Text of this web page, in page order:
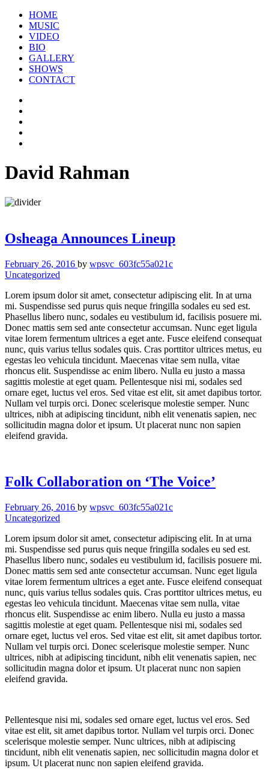
HOME
MUSIC
VIDEO
BIO
GALLERY
SHOWS
CONTACT
David Rahman
Osheaga Announces Lineup
February 26, 2016 by wpsvc_603fc55a021c
Uncategorized
Lorem ipsum dolor sit amet, consectetur adipiscing elit. In at urna
mi. Suspendisse sed purus quis neque fringilla sodales eu sed est.
Phasellus libero nunc, sodales eu vestibulum id, facilisis posuere mi.
Donec mattis sem sed ante consectetur accumsan. Nunc eget ligula
vitae lorem fermentum ultrices a eget ante. Fusce eleifend consequat
nunc, quis varius tellus sodales quis. Cras porttitor ultrices metus, eu
egestas leo vehicula tincidunt. Maecenas vitae sem nulla, vitae
rhoncus elit. Suspendisse ac enim libero. Nulla eu justo a massa
sagittis molestie at eget quam. Pellentesque nisi mi, sodales sed
ornare eget, luctus vel eros. Sed vitae est elit, sit amet dapibus tortor.
Nullam vel turpis orci. Donec scelerisque molestie semper. Nunc
ultrices, nibh at adipiscing tincidunt, nibh elit venenatis sapien, nec
sollicitudin magna dolor et ipsum. Ut placerat nunc non sapien
eleifend gravida.
Folk Collaboration on ‘The Voice’
February 26, 2016 by wpsvc_603fc55a021c
Uncategorized
Lorem ipsum dolor sit amet, consectetur adipiscing elit. In at urna
mi. Suspendisse sed purus quis neque fringilla sodales eu sed est.
Phasellus libero nunc, sodales eu vestibulum id, facilisis posuere mi.
Donec mattis sem sed ante consectetur accumsan. Nunc eget ligula
vitae lorem fermentum ultrices a eget ante. Fusce eleifend consequat
nunc, quis varius tellus sodales quis. Cras porttitor ultrices metus, eu
egestas leo vehicula tincidunt. Maecenas vitae sem nulla, vitae
rhoncus elit. Suspendisse ac enim libero. Nulla eu justo a massa
sagittis molestie at eget quam. Pellentesque nisi mi, sodales sed
ornare eget, luctus vel eros. Sed vitae est elit, sit amet dapibus tortor.
Nullam vel turpis orci. Donec scelerisque molestie semper. Nunc
ultrices, nibh at adipiscing tincidunt, nibh elit venenatis sapien, nec
sollicitudin magna dolor et ipsum. Ut placerat nunc non sapien
eleifend gravida.
Pellentesque nisi mi, sodales sed ornare eget, luctus vel eros. Sed
vitae est elit, sit amet dapibus tortor. Nullam vel turpis orci. Donec
scelerisque molestie semper. Nunc ultrices, nibh at adipiscing
tincidunt, nibh elit venenatis sapien, nec sollicitudin magna dolor et
ipsum. Ut placerat nunc non sapien eleifend gravida.